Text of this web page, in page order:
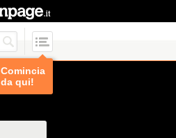
Comincia
da qui!